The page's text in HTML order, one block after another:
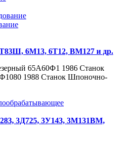
6М13, 6Т12, ВМ127 и др.
65А60Ф1 1986 Станок
1988 Станок Шпоночно-
3Д725, 3У143, 3М131ВМ,